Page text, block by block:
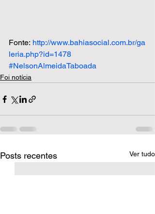
Fonte: http://www.bahiasocial.com.br/ga
leria.php?id=1478
#NelsonAlmeidaTaboada
Foi notícia
Posts recentes Ver tudo